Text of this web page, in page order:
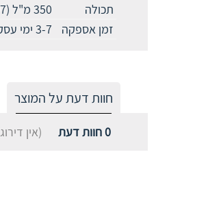
תכולה
350 מ"ל (9.97 ₪ ל-100 מ"ל)
זמן אספקה
3-7 ימי עסקים
חוות דעת על המוצר
0חוות דעת (אין